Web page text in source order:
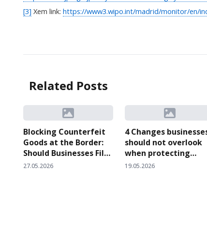
[3] Xem link: https://www3.wipo.int/madrid/monitor/en/
Related Posts
Blocking Counterfeit
Goods at the Border:
Should Businesses File
a Customs
27.05.2026
4 Changes
should not overlook
when protecting
intellectual property
19.05.2026